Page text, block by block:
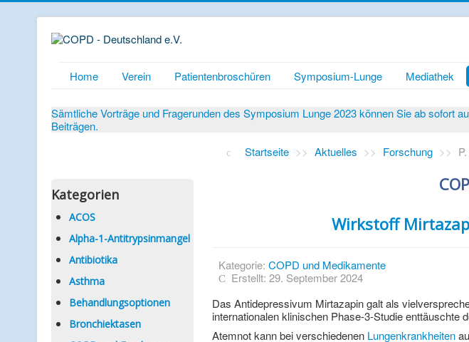
Home Verein Patientenbroschüren Symposium-Lunge Mediathek
Sämtliche Vorträge und Fragerunden des Symposium Lunge 2023 können Sie ab sofort
Beiträgen.
Kategorien
ACOS
Alpha-1-Antitrypsinmangel
Antibiotika
Asthma
Behandlungsoptionen
Bronchiektasen
Startseite >> Aktuelles >> Forschung >>
Wirkstoff
Kategorie: COPD und Medikamente
Erstellt: 29. September 2024
Das Antidepressivum Mirtazapin galt als
internationalen klinischen Phase-3-Studie enttäuschte
Atemnot kann bei verschiedenen Lungenkrankheiten